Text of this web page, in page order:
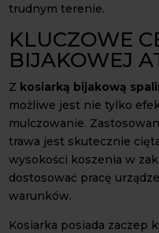
trudnym terenie.
KLUCZOWE
BIJAKOWEJ
Z kosiarką bijakową
możliwe jest nie tylko
mulczowanie.
trawa jest skutecznie
wysokości koszenia w
dostosować pracę
warunków.
Kosiarka posiada zaczep